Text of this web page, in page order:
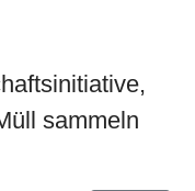
sammeln